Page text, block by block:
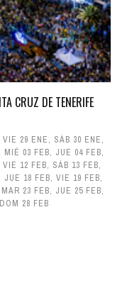
CRUZ DE TENERIFE
VIE 29 ENE, SÁB 30 ENE,
MIÉ 03 FEB, JUE 04 FEB,
VIE 12 FEB, SÁB 13 FEB,
JUE 18 FEB, VIE 19 FEB,
MAR 23 FEB, JUE 25 FEB,
DOM 28 FEB